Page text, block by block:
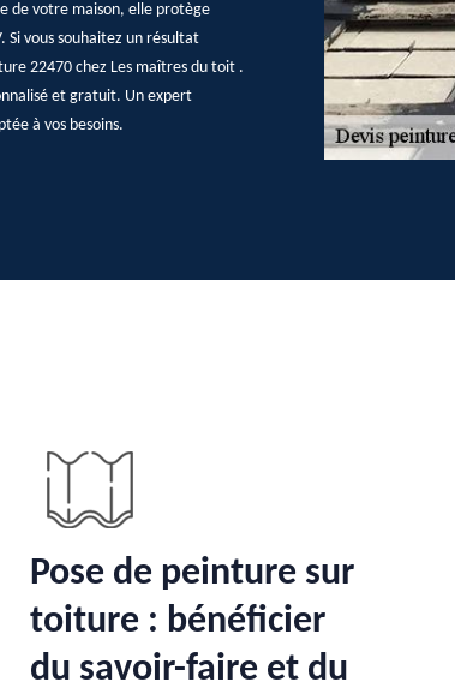
de votre maison, elle protège
vous souhaitez un résultat
22470 chez Les maîtres du toit .
et gratuit. Un expert
à vos besoins.
Pose de peinture sur
toiture : bénéficier
du savoir-faire et du